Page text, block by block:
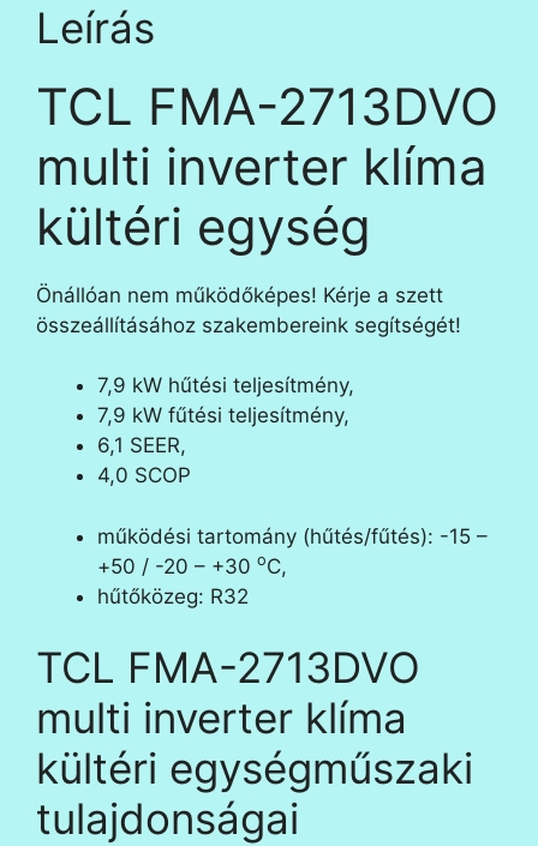
Leírás
TCL FMA-2713DVO
multi inverter klíma
kültéri egység
Önállóan nem működőképes! Kérje a szett
összeállításához szakembereink segítségét!
7,9 kW hűtési teljesítmény,
7,9 kW fűtési teljesítmény,
6,1 SEER,
4,0 SCOP
működési tartomány (hűtés/fűtés): -15 –
+50 / -20 – +30 oC,
hűtőközeg: R32
TCL FMA-2713DVO
multi inverter klíma
kültéri egységműszaki
tulajdonságai